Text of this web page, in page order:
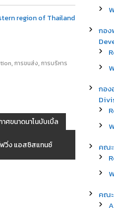
region of Thailand
,การขนส่ง,การบริหาร
ศขนาดนาโนบับเบิ้ล
วิ่ง แอสซิสแทนซ์
กอ
กอ
คณ
คณ